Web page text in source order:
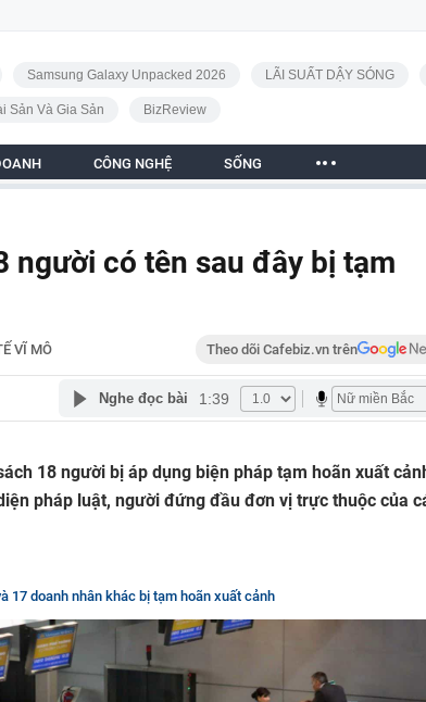
Samsung Galaxy Unpacked 2026 LÃI SUẤT DẬY SÓNG
Sản Và Gia Sản BizReview
CÔNG NGHỆ SỐNG
người có tên sau đây bị tạm
VĨ MÔ Theo dõi Cafebiz.vn trên
Nghe đọc bài 1:39
18 người bị áp dụng biện pháp tạm hoãn xuất
pháp luật, người đứng đầu đơn vị trực thuộc của
17 doanh nhân khác bị tạm hoãn xuất cảnh